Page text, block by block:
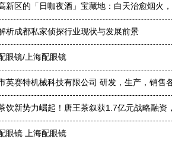
新区的「日咖夜酒」宝藏地：白天治愈烟火
析成都私家侦探行业现状与发展前景
眼镜/上海配眼镜
英赛特机械科技有限公司 研发，生产，销售
饮新势力崛起！唐王茶叙获1.7亿元战略融资
眼镜 上海配眼镜